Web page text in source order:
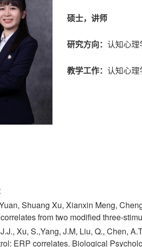
硕士，讲师
研究方向： 认知心理
教学工作： 认知心
Shuang Xu, Xianxin Meng,
from two modified three-
Xu, S.,Yang, J.M, Liu, Q., Chen,
ERP correlates. Biological